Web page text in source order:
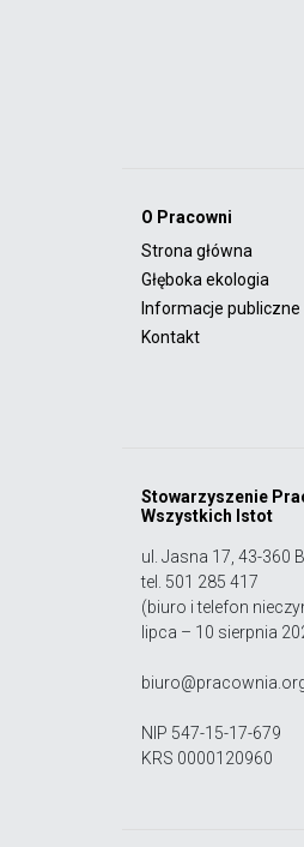
O Pracowni
Strona główna
Głęboka ekologia
Informacje publiczne
Kontakt
Stowarzyszenie
Wszystkich Istot
ul. Jasna 17, 43-360
tel. 501 285 417
(biuro i telefon
lipca – 10 sierpnia
NIP 547-15-17-679
KRS 0000120960